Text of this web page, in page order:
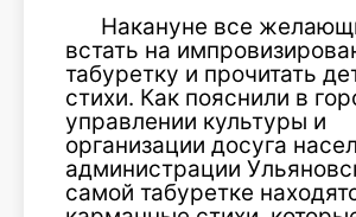
Накануне все
встать на
табуретку и прочитать
стихи. Как пояснили в
управлении культуры и
организации досуга
администрации
самой табуретке